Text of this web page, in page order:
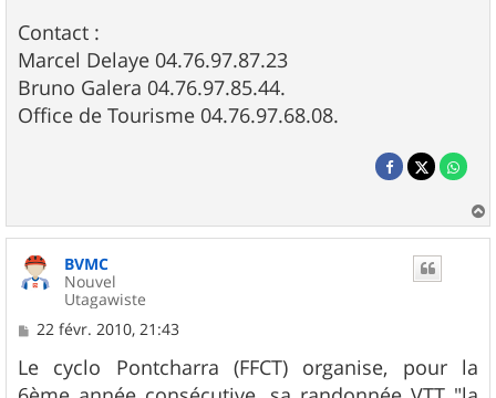
Contact :
Marcel Delaye 04.76.97.87.23
Bruno Galera 04.76.97.85.44.
Office de Tourisme 04.76.97.68.08.
a
BVMC
Nouvel
Utagawiste
M
s
s
22 févr. 2010, 21:43
Le cyclo Pontcharra (FFCT) organise, pour la